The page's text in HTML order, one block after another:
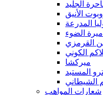
الجليد
الأنيق
المدرعة
أميرة الضوء
القرمزي
الكوني
ميركشا
المستبد
الشيطاني
شعارات المواهب